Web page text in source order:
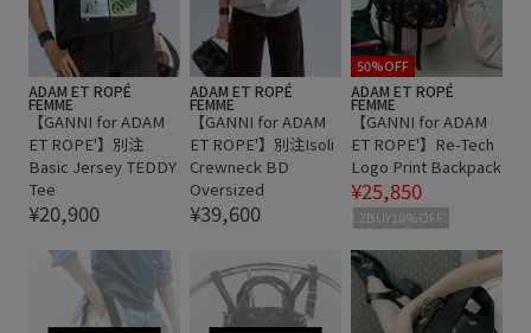
ADAM ET ROPÉ
FEMME
【GANNI for ADAM
ET ROPE'】別注
Basic Jersey TEDDY
Tee
¥20,900
ADAM ET ROPÉ
FEMME
【GANNI for ADAM
ET ROPE'】別注Isoli
Crewneck BD
Oversized
¥39,600
50%OFF
ADAM ET ROPÉ
FEMME
【GANNI for ADAM
ET ROPE'】Re-Tech
Logo Print Backpack
¥25,850
2BUY10%OFF